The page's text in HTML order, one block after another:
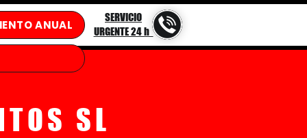
SERVICIO
URGENTE 24 h
ANUAL
SL